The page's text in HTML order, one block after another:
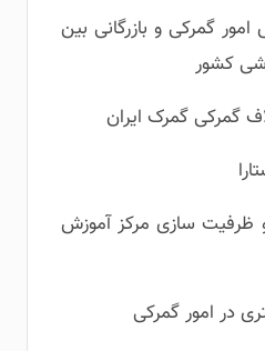
گمرکی و بازرگانی بین
کشور
گمرکی گمرک ایران
ظرفیت سازی مرکز آموزش
در امور گمرکی